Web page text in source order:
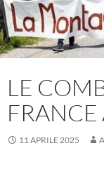
LE
FRANCE
11 APRILE 2025